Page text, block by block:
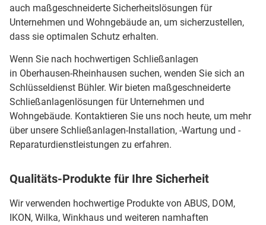
auch maßgeschneiderte Sicherheitslösungen für
Unternehmen und Wohngebäude an, um sicherzustellen,
dass sie optimalen Schutz erhalten.
Wenn Sie nach hochwertigen Schließanlagen
in Oberhausen-Rheinhausen suchen, wenden Sie sich an
Schlüsseldienst Bühler. Wir bieten maßgeschneiderte
Schließanlagenlösungen für Unternehmen und
Wohngebäude. Kontaktieren Sie uns noch heute, um mehr
über unsere Schließanlagen-Installation, -Wartung und -
Reparaturdienstleistungen zu erfahren.
Qualitäts-Produkte für Ihre Sicherheit
Wir verwenden hochwertige Produkte von ABUS, DOM,
IKON, Wilka, Winkhaus und weiteren namhaften